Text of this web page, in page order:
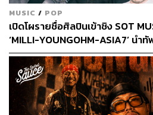
เพลง YOUNGOHM –ดู
เด็กชายโอมมีช่วงเวลาวัยเด็กแบบ
ก่อนจะกลายเป็น YOUNGOHM ที่
เป็นเด็กซน ชอบหาอะไรแปลกๆ เล่
ฝึกทำระเบิด ลองทำระเบิดโน่นนี่นั่
ลองแคสต์เกมดู ยังไม่ได้คิดอะไรม
ทำอะไร ผมจะลองทำทันที
MUSIC / POP
เปิดโผรายชื่อศิลปินเข้าชิง SOT
‘MILLI-YOUNGOHM-ASIA7’ นำ